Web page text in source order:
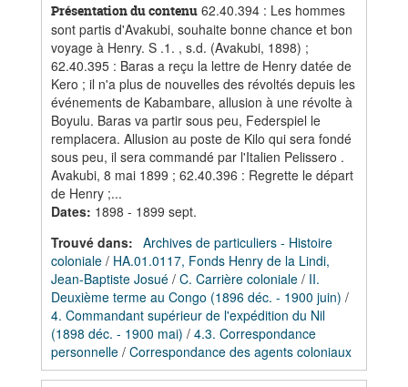
Présentation du contenu 62.40.394 : Les hommes
sont partis d'Avakubi, souhaite bonne chance et bon
voyage à Henry. S .1. , s.d. (Avakubi, 1898) ;
62.40.395 : Baras a reçu la lettre de Henry datée de
Kero ; il n'a plus de nouvelles des révoltés depuis les
événements de Kabambare, allusion à une révolte à
Boyulu. Baras va partir sous peu, Federspiel le
remplacera. Allusion au poste de Kilo qui sera fondé
sous peu, il sera commandé par l'Italien Pelissero .
Avakubi, 8 mai 1899 ; 62.40.396 : Regrette le départ
de Henry ;...
Dates: 1898 - 1899 sept.
Trouvé dans: Archives de particuliers - Histoire
coloniale / HA.01.0117, Fonds Henry de la Lindi,
Jean-Baptiste Josué / C. Carrière coloniale / II.
Deuxième terme au Congo (1896 déc. - 1900 juin) /
4. Commandant supérieur de l'expédition du Nil
(1898 déc. - 1900 mai) / 4.3. Correspondance
personnelle / Correspondance des agents coloniaux